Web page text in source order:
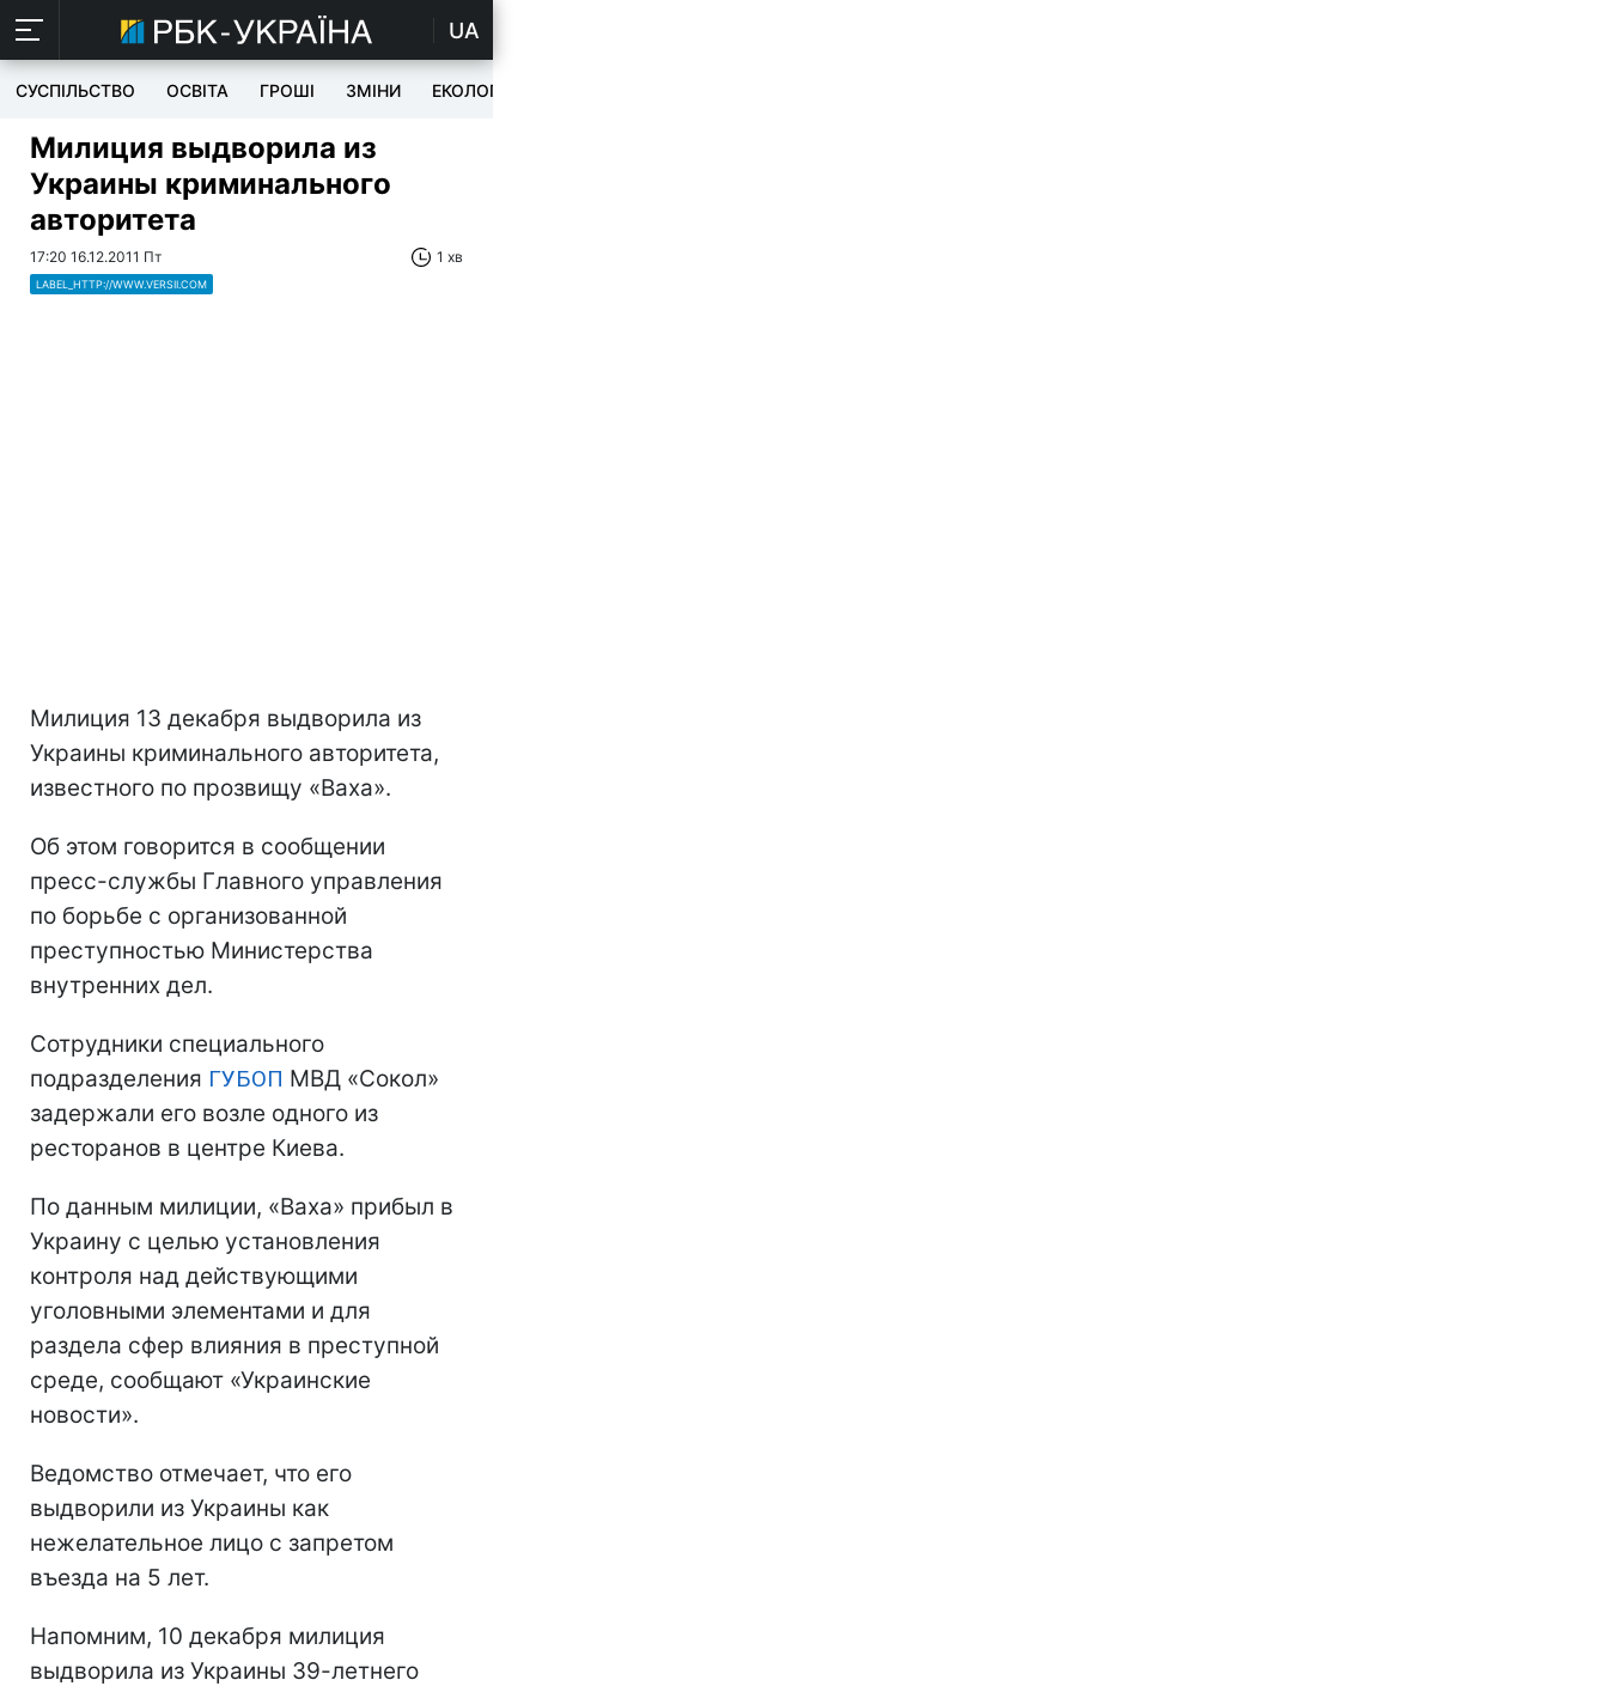
UA
СУСПІЛЬСТВО ОСВІТА ГРОШІ ЗМІНИ ЕКОЛОГІЯ
Милиция выдворила из
Украины криминального
авторитета
17:20 16.12.2011 Пт 1 хв
LABEL_HTTP://WWW.VERSII.COM
Милиция 13 декабря выдворила из
Украины криминального авторитета,
известного по прозвищу «Ваха».
Об этом говорится в сообщении
пресс-службы Главного управления
по борьбе с организованной
преступностью Министерства
внутренних дел.
Сотрудники специального
подразделения ГУБОП МВД «Сокол»
задержали его возле одного из
ресторанов в центре Киева.
По данным милиции, «Ваха» прибыл в
Украину с целью установления
контроля над действующими
уголовными элементами и для
раздела сфер влияния в преступной
среде, сообщают «Украинские
новости».
Ведомство отмечает, что его
выдворили из Украины как
нежелательное лицо с запретом
въезда на 5 лет.
Напомним, 10 декабря милиция
выдворила из Украины 39-летнего